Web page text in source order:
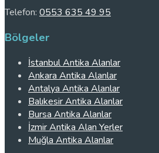
Telefon: 0553 635 49 95
Bölgeler
İstanbul Antika Alanlar
Ankara Antika Alanlar
Antalya Antika Alanlar
Balıkesir Antika Alanlar
Bursa Antika Alanlar
İzmir Antika Alan Yerler
Muğla Antika Alanlar